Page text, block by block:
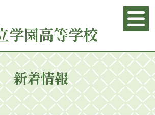
学園高等学校
新着情報